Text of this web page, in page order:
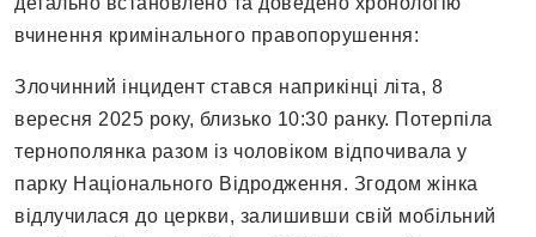
вчинення кримінального правопорушення:
Злочинний інцидент стався наприкінці літа, 8
вересня 2025 року, близько 10:30 ранку. Потерпіла
тернополянка разом із чоловіком відпочивала у
парку Національного Відродження. Згодом жінка
відлучилася до церкви, залишивши свій мобільний